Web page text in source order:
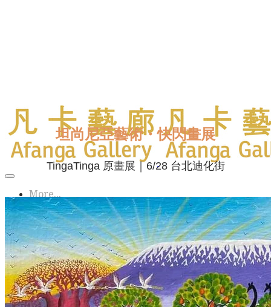
More...
坦尚尼亞藝術・快閃畫展
TingaTinga 原畫展｜6/28 台北迪化街